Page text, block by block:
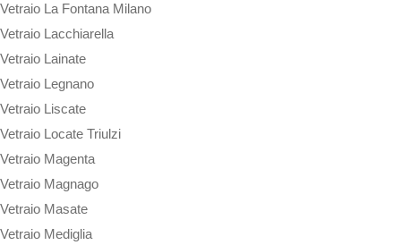
Vetraio La Fontana Milano
Vetraio Lacchiarella
Vetraio Lainate
Vetraio Legnano
Vetraio Liscate
Vetraio Locate Triulzi
Vetraio Magenta
Vetraio Magnago
Vetraio Masate
Vetraio Mediglia